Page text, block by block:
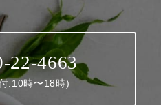
22-4663
:10時〜18時)